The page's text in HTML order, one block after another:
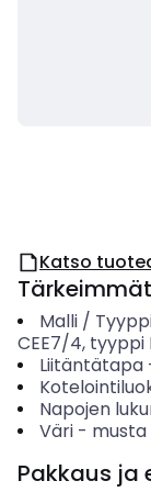
Katso
Malli /
CEE7/4, tyyppi
Liitäntätapa
Napojen
Väri- musta
Pakkaus ja